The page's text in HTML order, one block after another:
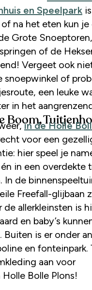
en Speelpark
na het eten kun je
Grote
of de
Vergeet ook
snoepwinkel of
een leuke
in het
Boom,
in de Holle
voor een
hier speel je
in een overdekte
In de
Freefall-glijbaan
de allerkleinsten is
en baby’s
Buiten is er onder
en fonteinpark.
aan voor
Bolle Plons!